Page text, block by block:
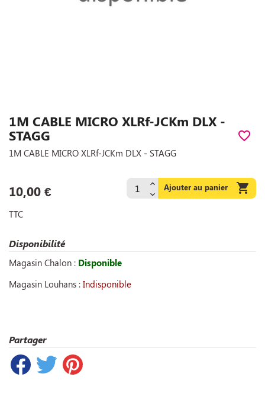
1M CABLE MICRO XLRf-JCKm DLX -
STAGG
favorite_border
1M CABLE MICRO XLRf-JCKm DLX - STAGG
10,00 € Ajouter au panier 
TTC
Disponibilité
Magasin Chalon : Disponible
Magasin Louhans : Indisponible
Partager